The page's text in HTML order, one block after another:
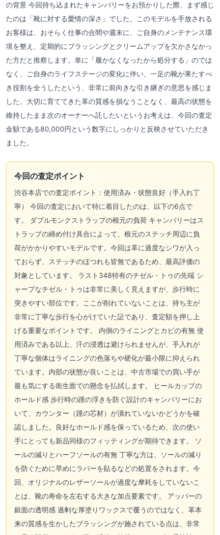
の背景 今回持ち込まれたキャンバリーをお預かりした際、まず感じ
たのは「靴に対する愛情の深さ」でした。このモデルを手放される
お客様は、おそらく仕事の合間や週末に、ご自身のメンテナンス環
境を整え、定期的にブラッシングとクリームアップを欠かさなかっ
た方だと推察します。単に「履かなくなったから処分する」のでは
なく、ご自身のライフステージの変化に伴い、一足の靴が果たすべ
き役割を全うしたという、非常に前向きな引き継ぎの意思を感じま
した。大切に育ててきた革の質感を損なうことなく、最高の状態を
維持したまま次のオーナーへ託したいというお考えは、今回の査定
金額である80,000円という数字にしっかりと反映させていただき
ました。
今回の査定ポイント
渋谷本店での査定ポイント：使用済み・状態良好（手入れ丁
寧） 今回の査定において特に着目したのは、以下の6点で
す。 ダブルモンクストラップの根元の負荷 キャンバリーはス
トラップの締め付け具合によって、根元のステッチ周辺に負
荷がかかりやすいモデルです。今回は革に過度なシワが入っ
ておらず、ステッチのほつれも皆無であるため、最高評価の
対象としています。 ラスト348特有のチゼル・トゥの先端 シ
ャープなチゼル・トゥは非常に美しく見えますが、歩行時に
突きやすい部位です。ここが削れていないことは、持ち主が
非常に丁寧な歩行を心がけていた証であり、査定額を押し上
げる重要なポイントです。 内側のライニングとカビの有無 使
用済みである以上、汗の浸透は避けられませんが、手入れが
丁寧な個体はライニングの色落ちや硬化が最小限に抑えられ
ています。内部の状態が良いことは、中古市場での買い手が
最も気にする衛生面での懸念を払拭します。 ヒールカップの
ホールド感 歩行時の踵の浮きを防ぐ設計のキャンバリーにお
いて、カウンター（踵の芯材）が潰れていないかどうかを確
認しました。良好なホールド感を保っているため、次の使い
手にとっても新品同様のフィッティングが期待できます。 ソ
ールの減りとハーフソールの有無 丁寧な方は、ソールの減り
を防ぐために早めにラバーを貼るなどの処置をされます。今
回、オリジナルのレザーソールが過度な摩耗をしていないこ
とは、靴の寿命を左右する大きな加点要素です。 アッパーの
銀面の透明感 過剰な厚塗りワックスで覆うのではなく、革本
来の質感を生かしたブラッシングが施されている点は、非常